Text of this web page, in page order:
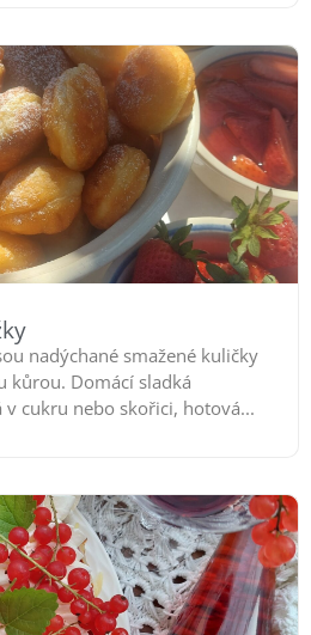
nadýchané smažené kuličky
kůrou. Domácí sladká
cukru nebo skořici, hotová...